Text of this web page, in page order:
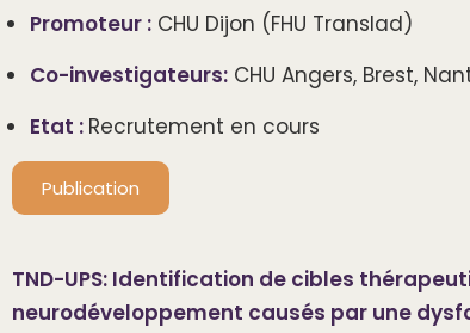
Promoteur : CHU Dijon (FHU Translad)
Co-investigateurs: CHU Angers, Brest,
Etat : Recrutement en cours
Publication
TND-UPS: Identification de cibles
neurodéveloppement causés par une